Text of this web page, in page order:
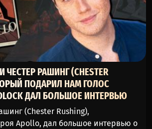
ЧЕСТЕР РАШИНГ (CHESTER
ПОДАРИЛ НАМ ГОЛОС
ДАЛ БОЛЬШОЕ ИНТЕРВЬЮ
(Chester Rushing),
Apollo, дал большое интервью о